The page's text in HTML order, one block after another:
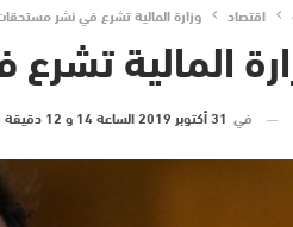
اقتصاد وزارة المالية تشرع في نشر
المالية
في 31 أكتوبر 2019 الساعة 14 و 12 دقيقة